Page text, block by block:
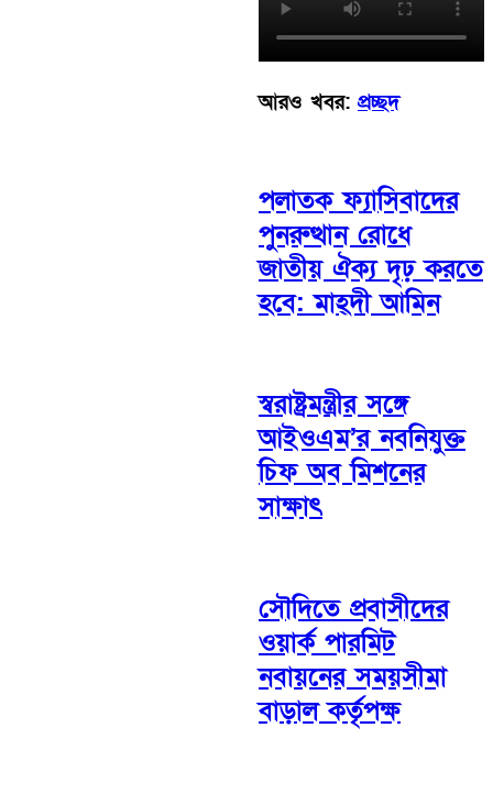
আরও খবর: প্রচ্ছদ
পলাতক ফ্যাসিবাদের
পুনরুত্থান রোধে
জাতীয় ঐক্য দৃঢ় করতে
হবে: মাহ্দী আমিন
স্বরাষ্ট্রমন্ত্রীর সঙ্গে
আইওএম’র নবনিযুক্ত
চিফ অব মিশনের
সাক্ষাৎ
সৌদিতে প্রবাসীদের
ওয়ার্ক পারমিট
নবায়নের সময়সীমা
বাড়াল কর্তৃপক্ষ